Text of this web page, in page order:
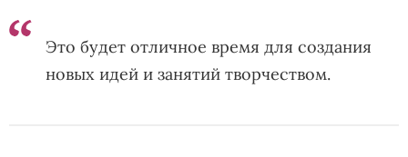
Это будет отличное время для создания
новых идей и занятий творчеством.